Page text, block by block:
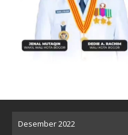
Desember 2022